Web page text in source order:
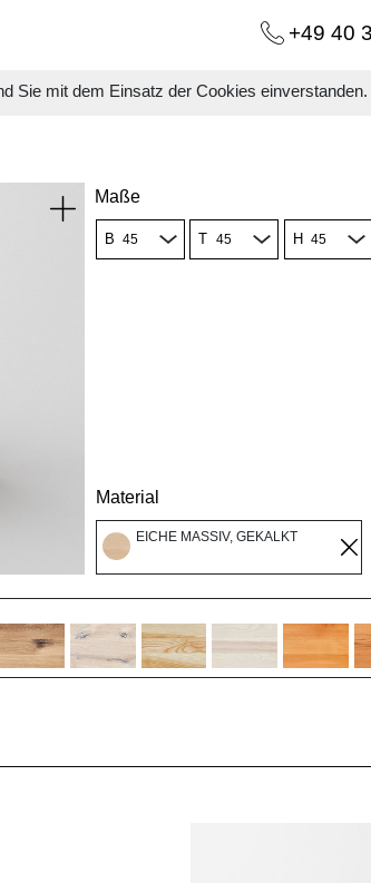
Sie mit dem Einsatz der Cookies einverstanden.
+49 40
Maße
B T H
Material
EICHE MASSIV, GEKALKT